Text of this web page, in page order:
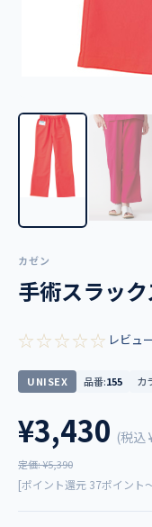
カゼン
手術スラッ
☆☆☆☆☆ レビュ
UNISEX 品番:155 カ
¥3,430 (税込
定価: ¥5,390
[ポイント還元 37ポイント